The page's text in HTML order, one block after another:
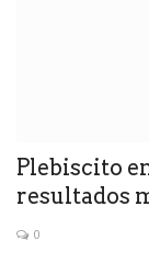
Plebiscito
resultados
0